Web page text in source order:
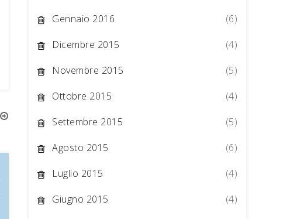
Gennaio 2016
(6)
Dicembre 2015
(4)
Novembre 2015
(5)
Ottobre 2015
(4)
Settembre 2015
(5)
Agosto 2015
(6)
Luglio 2015
(4)
Giugno 2015
(4)